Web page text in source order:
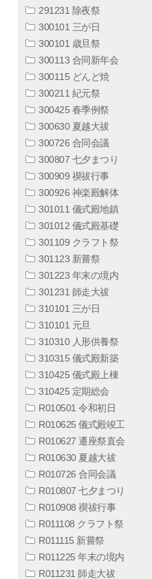
291231 除夜祭
300101 三が日
300101 歳旦祭
300113 合同新年会
300115 どんど焼
300211 紀元祭
300425 春季例祭
300630 夏越大祓
300726 合同会議
300807 七夕まつり
300909 禊祓行事
300926 神楽殿解体
301011 儀式殿地鎮
301012 儀式殿基礎
301109 クラフト祭
301123 新嘗祭
301223 年末の境内
301231 師走大祓
310101 三が日
310101 元旦
310310 人形供養祭
310315 儀式殿新築
310425 儀式殿上棟
310425 定期総会
R010501 令和初日
R010625 儀式殿竣工
R010627 遷座祭直会
R010630 夏越大祓
R010726 合同会議
R010807 七夕まつり
R010908 禊祓行事
R011108 クラフト祭
R011115 新嘗祭
R011225 年末の境内
R011231 師走大祓